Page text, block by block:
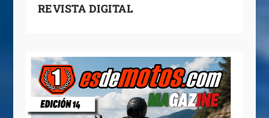
REVISTA DIGITAL